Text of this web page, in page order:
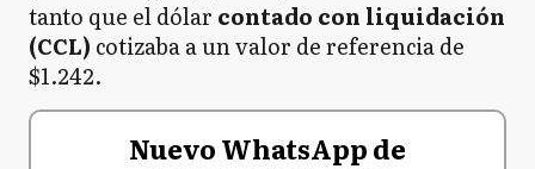
tanto que el dólar contado con liquidación
(CCL) cotizaba a un valor de referencia de
$1.242.
Nuevo WhatsApp de